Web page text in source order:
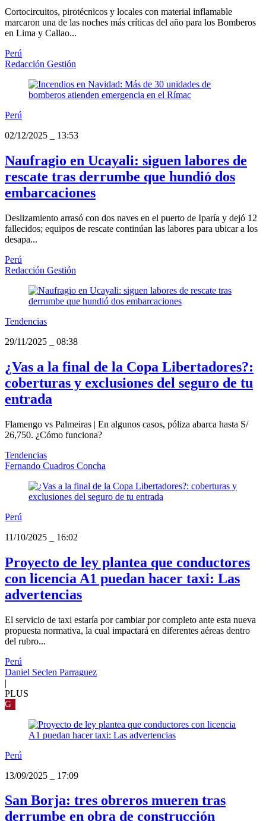
Cortocircuitos, pirotécnicos y locales con material inflamable
marcaron una de las noches más críticas del año para los Bomberos
en Lima y Callao...
Perú
Redacción Gestión
Perú
02/12/2025
13:53
Naufragio en Ucayali: siguen labores de
rescate tras derrumbe que hundió dos
embarcaciones
Deslizamiento arrasó con dos naves en el puerto de Iparía y dejó 12
fallecidos; equipos de rescate continúan las labores para ubicar a los
desapa...
Perú
Redacción Gestión
Tendencias
29/11/2025
08:38
¿Vas a la final de la Copa Libertadores?:
coberturas y exclusiones del seguro de tu
entrada
Flamengo vs Palmeiras | En algunos casos, póliza abarca hasta S/
26,750. ¿Cómo funciona?
Tendencias
Fernando Cuadros Concha
Perú
11/10/2025
16:02
Proyecto de ley plantea que conductores
con licencia A1 puedan hacer taxi: Las
advertencias
El servicio de taxi estaría por cambiar por completo ante esta nueva
propuesta normativa, la cual impactará en diferentes aéreas dentro
del rubro...
Perú
Daniel Seclen Parraguez
|
PLUS
G
Perú
13/09/2025
17:09
San Borja: tres obreros mueren tras
derrumbe en obra de construcción